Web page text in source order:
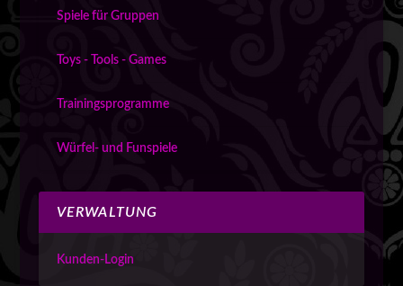
Spiele für Gruppen
Toys - Tools - Games
Trainingsprogramme
Würfel- und Funspiele
VERWALTUNG
Kunden-Login